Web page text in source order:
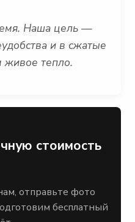
Наша цель —
и в сжатые
живое тепло.
стоимость
отправьте фото
бесплатный